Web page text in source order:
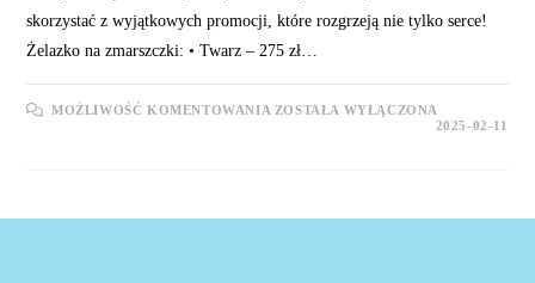
skorzystać z wyjątkowych promocji, które rozgrzeją nie tylko serce!
Żelazko na zmarszczki: • Twarz – 275 zł…
MOŻLIWOŚĆ KOMENTOWANIA LUTY
CIEBIE!
ZOSTAŁA WYŁĄCZONA
2025-02-11